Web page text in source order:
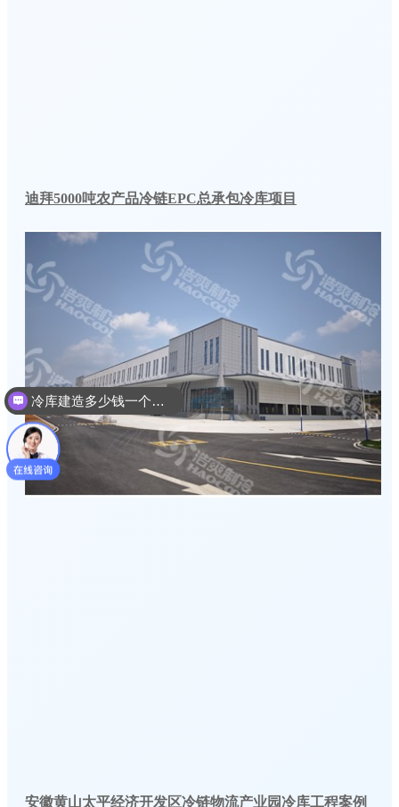
迪拜5000吨农产品冷链EPC总承包冷库项目
安徽黄山太平经济开发区冷链物流产业园冷库工程案例
冷库建造设计方案